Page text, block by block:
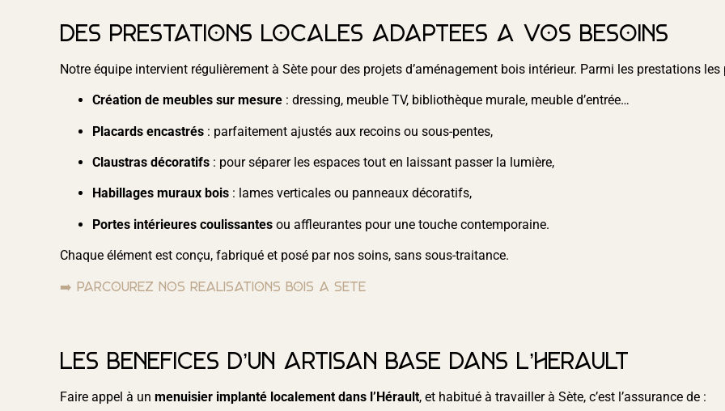
Des prestations locales adaptées à vos besoins
Notre équipe intervient régulièrement à Sète pour des projets d’aménagement bois intérieur. Parmi les prestations les
Création de meubles sur mesure : dressing, meuble TV, bibliothèque murale, meuble d’entrée…
Placards encastrés : parfaitement ajustés aux recoins ou sous-pentes,
Claustras décoratifs : pour séparer les espaces tout en laissant passer la lumière,
Habillages muraux bois : lames verticales ou panneaux décoratifs,
Portes intérieures coulissantes ou affleurantes pour une touche contemporaine.
Chaque élément est conçu, fabriqué et posé par nos soins, sans sous-traitance.
➡️ Parcourez nos réalisations bois à Sète
Les bénéfices d’un artisan basé dans l’Hérault
Faire appel à un menuisier implanté localement dans l’Hérault, et habitué à travailler à Sète, c’est l’assurance de :